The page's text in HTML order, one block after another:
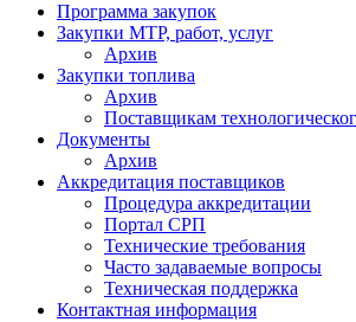
Программа закупок
Закупки МТР, работ, услуг
Архив
Закупки топлива
Архив
Поставщикам
Документы
Архив
Аккредитация поставщиков
Процедура аккредитации
Портал СРП
Технические требования
Часто задаваемые вопросы
Техническая поддержка
Контактная информация